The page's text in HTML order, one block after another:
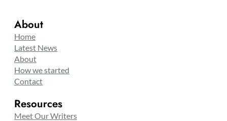
About
Home
Latest News
About
How we started
Contact
Resources
Meet Our Writers